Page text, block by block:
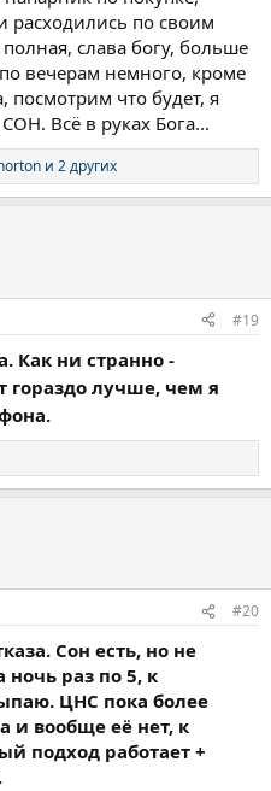
расходились по своим
слава богу, больше
вечерам немного, кроме
что будет, я
Всё в руках Бога...
и 2 других
#19
Как ни странно -
гораздо лучше, чем я
#20
Сон есть, но не
раз по 5, к
ЦНС пока более
и вообще её нет, к
подход работает +